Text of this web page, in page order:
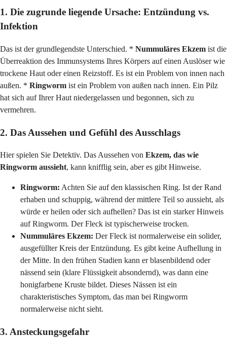
1. Die zugrunde liegende Ursache: Entzündung vs.
Infektion
Das ist der grundlegendste Unterschied. * Nummuläres Ekzem ist die
Überreaktion des Immunsystems Ihres Körpers auf einen Auslöser wie
trockene Haut oder einen Reizstoff. Es ist ein Problem von innen nach
außen. * Ringworm ist ein Problem von außen nach innen. Ein Pilz
hat sich auf Ihrer Haut niedergelassen und begonnen, sich zu
vermehren.
2. Das Aussehen und Gefühl des Ausschlags
Hier spielen Sie Detektiv. Das Aussehen von Ekzem, das wie
Ringworm aussieht, kann knifflig sein, aber es gibt Hinweise.
Ringworm: Achten Sie auf den klassischen Ring. Ist der Rand
erhaben und schuppig, während der mittlere Teil so aussieht, als
würde er heilen oder sich aufhellen? Das ist ein starker Hinweis
auf Ringworm. Der Fleck ist typischerweise trocken.
Nummuläres Ekzem: Der Fleck ist normalerweise ein solider,
ausgefüllter Kreis der Entzündung. Es gibt keine Aufhellung in
der Mitte. In den frühen Stadien kann er blasenbildend oder
nässend sein (klare Flüssigkeit absondernd), was dann eine
honigfarbene Kruste bildet. Dieses Nässen ist ein
charakteristisches Symptom, das man bei Ringworm
normalerweise nicht sieht.
3. Ansteckungsgefahr